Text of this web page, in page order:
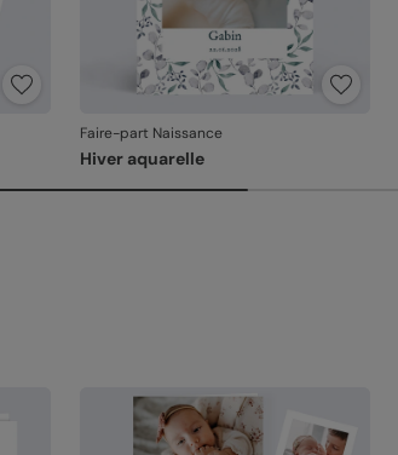
Faire-part Naissance
Hiver aquarelle